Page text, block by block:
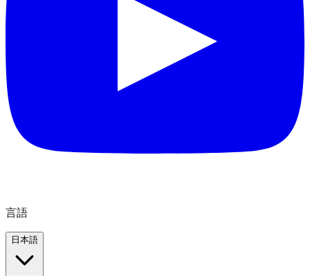
言語
日本語